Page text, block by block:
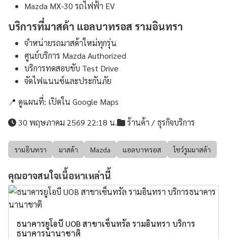
Mazda MX-30 รถไฟฟ้า EV
บริการที่มาสด้า แอลบาทรอส รามอินทรา
จำหน่ายรถมาสด้าใหม่ทุกรุ่น
ศูนย์บริการ Mazda Authorized
บริการทดสอบขับ Test Drive
จัดไฟแนนซ์และประกันภัย
📍 ดูแผนที่: เปิดใน Google Maps
30 พฤษภาคม 2569 22:18 น.
ร้านค้า / ธุรกิจบริการ
รามอินทรา มาสด้า Mazda แอลบาทรอส โชว์รูมมาสด้า
คุณอาจสนใจเนื้อหาเหล่านี้
ธนาคารยูโอบี UOB สาขาเซ็นทรัล รามอินทรา บริการ
ธนาคารนานาชาติ